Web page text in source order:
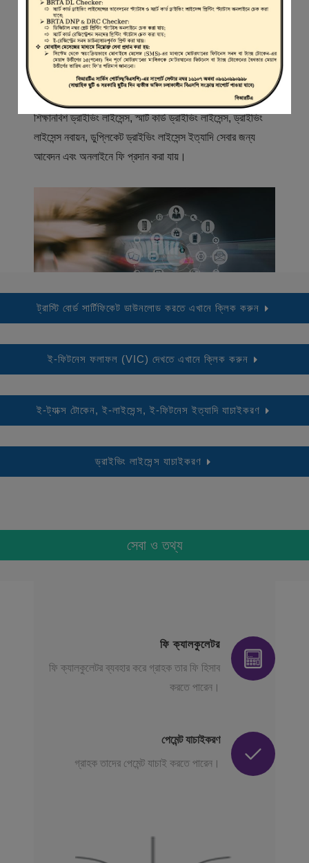
স্বাগতম
বিআরটিএ সার্ভিস পোর্টাল (বিএসপি) বাংলাদেশ রোড ট্রান্সপোর্ট অথরিটি
(বিআরটিএ) এর একটি অনলাইন সেবা প্রদানের মাধ্যম যেখানে ড্রাইভার,
মোটরযান মালিক, মোটরযান বিক্রেতাদের নিবন্ধিত করা হয় এবং
শিক্ষানবিশ ড্রাইভিং লাইসেন্স, স্মার্ট কার্ড ড্রাইভিং লাইসেন্স, ড্রাইভিং
লাইসেন্স নবায়ন, ডুপ্লিকেট ড্রাইভিং লাইসেন্স ইত্যাদি সেবার জন্য
আবেদন এবং অনলাইনে ফি প্রদান করা যায়।
ট্রাস্টি বোর্ড সার্টিফিকেট ডাউনলোড করতে এখানে ক্লিক করুন
ই-ফিটনেস ফলাফল (VIC) দেখতে এখানে ক্লিক করুন
ই-ট্যাক্স টোকেন, ই-লাইসেন্স, ই-ফিটনেস ইত্যাদি যাচাইকরণ
ড্রাইভিং লাইসেন্স যাচাইকরণ
সেবা ও তথ্য
ফি ক্যালকুলেটর
ফি ক্যালকুলেটর ব্যবহার করে গ্রাহক তার ফি হিসাব
করতে পারেন।
পেমেন্ট যাচাইকরণ
গ্রাহক তাদের পেমেন্ট যাচাই করতে পারেন।